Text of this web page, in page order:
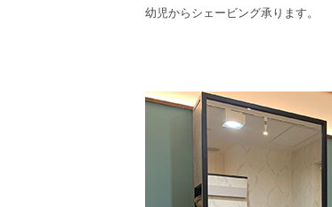
幼児からシェービング承ります。